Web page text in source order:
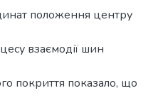
положення центру
взаємодії шин
покриття показало, що